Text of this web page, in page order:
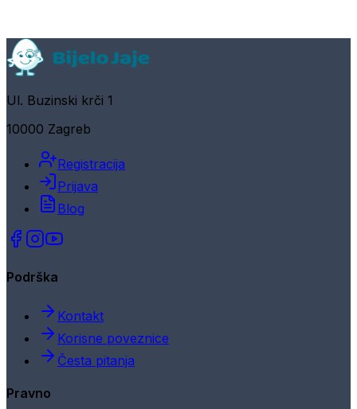
Ul. Buzinski krči 1
10000 Zagreb
Registracija
Prijava
Blog
Podrška
Kontakt
Korisne poveznice
Česta pitanja
Pravno